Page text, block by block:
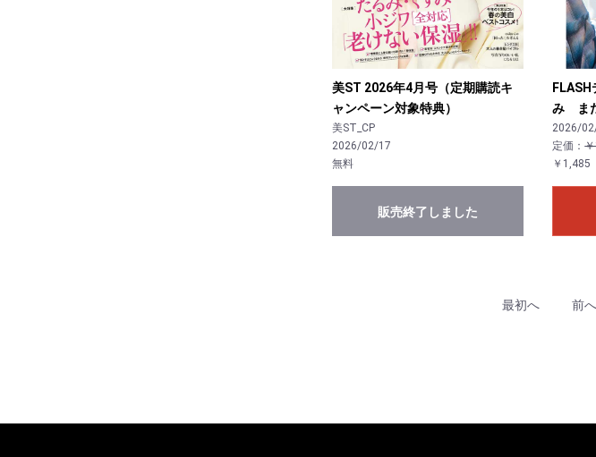
美ST 2026年4月号（定期購読キ
ャンペーン対象特典）
美ST_CP
2026/02/17
無料
販売終了しました
み ま
2026/
定価：
￥1,485
最初へ 前へ